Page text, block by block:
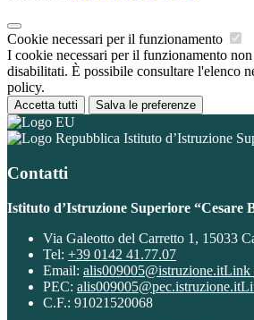
Cookie necessari per il funzionamento
I cookie necessari per il funzionamento non
disabilitati. È possibile consultare l'elenco
policy.
Accetta tutti Salva le preferenze
Istituto d’Istruzione
Contatti
Istituto d’Istruzione Superiore “Cesare
Via Galeotto del Carretto 1, 15033
Tel: +39 0142 41.77.07
Email: alis009005@istruzione.itLink
PEC: alis009005@pec.istruzione.it
C.F.: 91021520068